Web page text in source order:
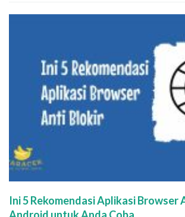
Ini 5 Rekomendasi Aplikasi Browser